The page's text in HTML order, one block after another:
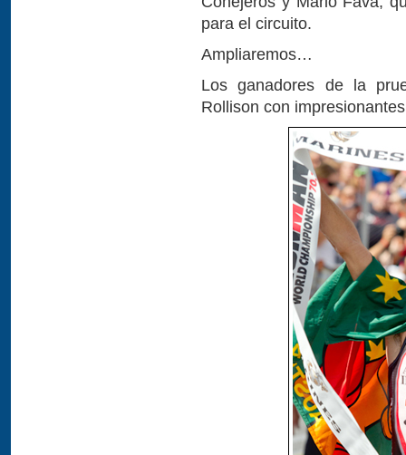
para el circuito.
Ampliaremos…
Los ganadores de la
Rollison con